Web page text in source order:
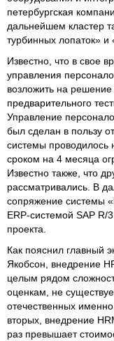
петербургская
дальнейшем кластер
турбинных лопаток» и
Известно, что в свое
управления
возложить на решение
предварительного
Управление
был сделан в пользу
системы проводилось
сроком на 4 месяца
Известно также, что
рассматривались. В
сопряжение системы
ERP-системой SAP R/
проекта.
Как пояснил главный
Якобсон, внедрение
целым рядом
оценкам, не
отечественных
вторых, внедрение
раз превышает